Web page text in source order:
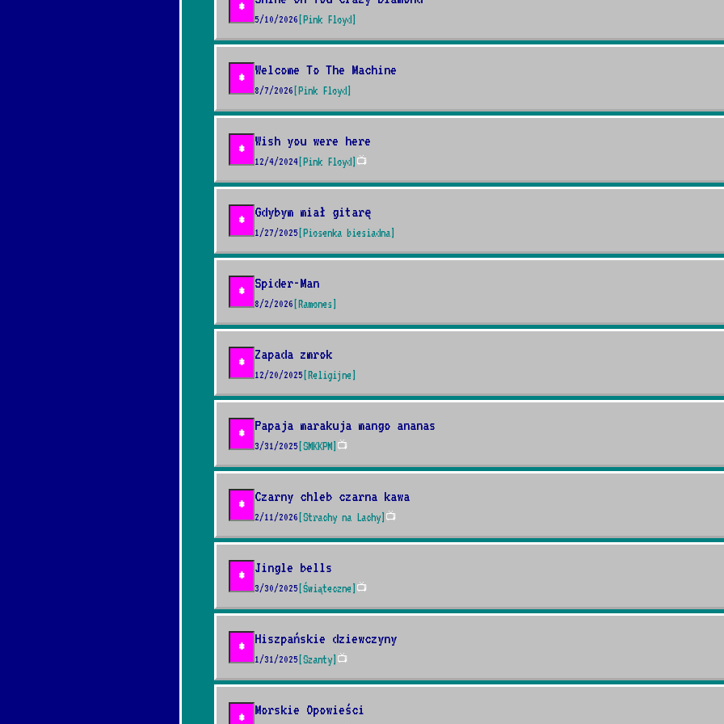
*
5/10/2026 [Pink Floyd]
* Welcome To The Machine
8/7/2026 [Pink Floyd]
* Wish you were here
12/4/2024 [Pink Floyd] 📺
* Gdybym miał gitarę
1/27/2025 [Piosenka biesiadna]
* Spider-Man
8/2/2026 [Ramones]
* Zapada zmrok
12/20/2025 [Religijne]
* Papaja marakuja mango ananas
3/31/2025 [SMKKPM] 📺
* Czarny chleb czarna kawa
2/11/2026 [Strachy na Lachy] 📺
* Jingle bells
3/30/2025 [Świąteczne] 📺
* Hiszpańskie dziewczyny
1/31/2025 [Szanty] 📺
* Morskie Opowieści